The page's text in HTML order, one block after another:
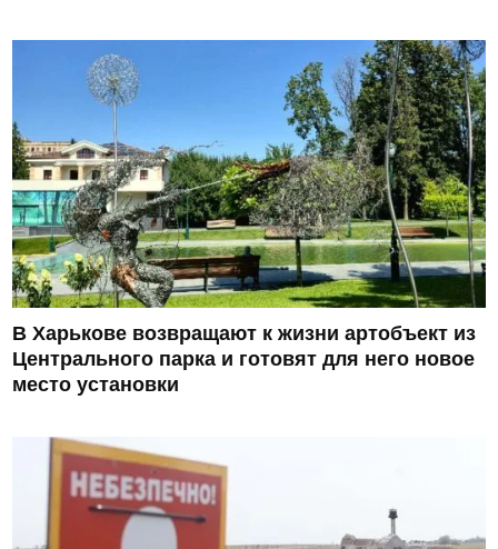
В Харькове возвращают к жизни артобъект из
Центрального парка и готовят для него новое
место установки